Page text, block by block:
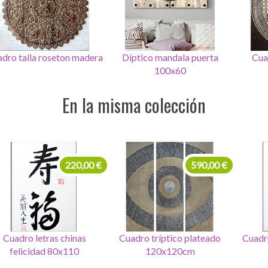
mandala puerta
Cuadro Mandala vida
protectora
En la misma colección
de 4 Cuadros letras
seurte
99,00 €
Cuadro letras chinas
felicidad 80x110
220,00 €